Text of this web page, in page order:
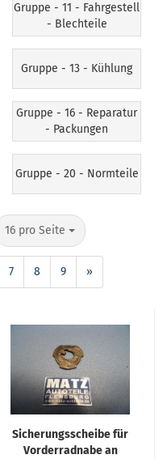
Gruppe - 11 - Fahrgestell
- Blechteile
Gruppe - 13 - Kühlung
Gruppe - 16 - Reparatur
- Packungen
Gruppe - 20 - Normteile
16 pro Seite
7 8 9 »
Sicherungsscheibe für
Vorderradnabe an